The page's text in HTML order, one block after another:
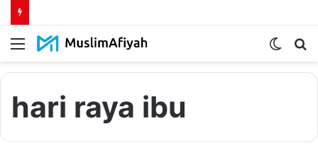
Menu
Switch
hari raya ibu